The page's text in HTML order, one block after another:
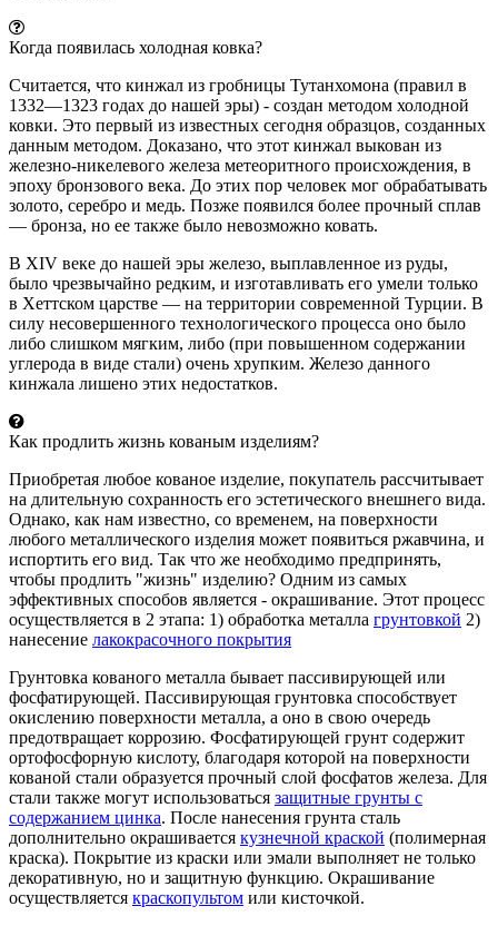
Когда появилась холодная ковка?
Считается, что кинжал из гробницы Тутанхомона (правил в
1332—1323 годах до нашей эры) - создан методом холодной
ковки. Это первый из известных сегодня образцов, созданных
данным методом. Доказано, что этот кинжал выкован из
железно-никелевого железа метеоритного происхождения, в
эпоху бронзового века. До этих пор человек мог обрабатывать
золото, серебро и медь. Позже появился более прочный сплав
— бронза, но ее также было невозможно ковать.
В XIV веке до нашей эры железо, выплавленное из руды,
было чрезвычайно редким, и изготавливать его умели только
в Хеттском царстве — на территории современной Турции. В
силу несовершенного технологического процесса оно было
либо слишком мягким, либо (при повышенном содержании
углерода в виде стали) очень хрупким. Железо данного
кинжала лишено этих недостатков.
Как продлить жизнь кованым изделиям?
Приобретая любое кованое изделие, покупатель рассчитывает
на длительную сохранность его эстетического внешнего вида.
Однако, как нам известно, со временем, на поверхности
любого металлического изделия может появиться ржавчина, и
испортить его вид. Так что же необходимо предпринять,
чтобы продлить "жизнь" изделию? Одним из самых
эффективных способов является - окрашивание. Этот процесс
осуществляется в 2 этапа: 1) обработка металла грунтовкой 2)
нанесение лакокрасочного покрытия
Грунтовка кованого металла бывает пассивирующей или
фосфатирующей. Пассивирующая грунтовка способствует
окислению поверхности металла, а оно в свою очередь
предотвращает коррозию. Фосфатирующей грунт содержит
ортофосфорную кислоту, благодаря которой на поверхности
кованой стали образуется прочный слой фосфатов железа. Для
стали также могут использоваться защитные грунты с
содержанием цинка. После нанесения грунта сталь
дополнительно окрашивается кузнечной краской (полимерная
краска). Покрытие из краски или эмали выполняет не только
декоративную, но и защитную функцию. Окрашивание
осуществляется краскопультом или кисточкой.